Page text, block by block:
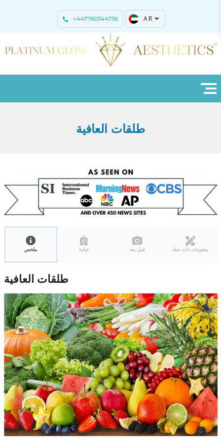
+447760344736 AR
طلقات العافية
ملخص عيادة قبل بعد معلومات ذات صلة
طلقات العافية